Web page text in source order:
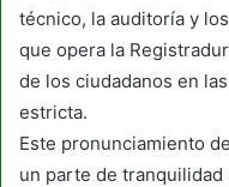
técnico, la auditoría y
que opera la
de los ciudadanos en
estricta.
Este pronunciamiento
un parte de